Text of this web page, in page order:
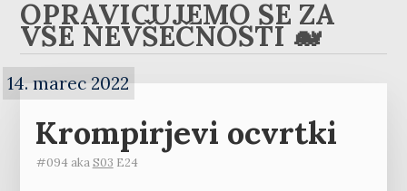
OPRAVIČUJEMO SE ZA
VSE NEVŠEČNOSTI 🐋
14. marec 2022
Krompirjevi ocvrtki
#094 akaS03 E24